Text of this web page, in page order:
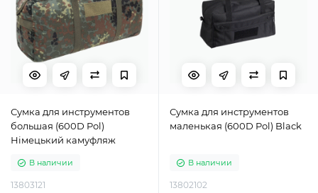
Сумка для инструментов
большая (600D Pol)
Німецький камуфляж
В наличии
13803121
Сумка для инструментов
маленькая (600D Pol) Black
В наличии
13802102